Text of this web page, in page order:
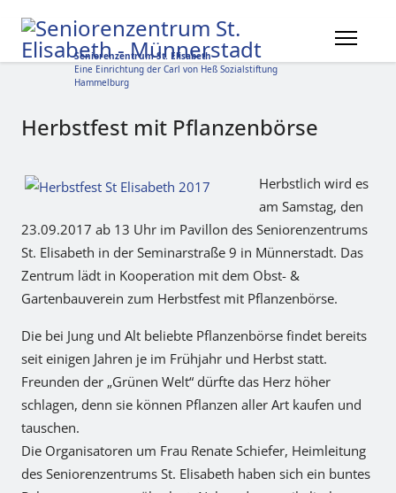
Seniorenzentrum St. Elisabeth
Eine Einrichtung der Carl von Heß Sozialstiftung
Hammelburg
Herbstfest mit Pflanzenbörse
Herbstlich wird es
am Samstag, den
23.09.2017 ab 13 Uhr im Pavillon des Seniorenzentrums
St. Elisabeth in der Seminarstraße 9 in Münnerstadt. Das
Zentrum lädt in Kooperation mit dem Obst- &
Gartenbauverein zum Herbstfest mit Pflanzenbörse.
Die bei Jung und Alt beliebte Pflanzenbörse findet bereits
seit einigen Jahren je im Frühjahr und Herbst statt.
Freunden der „Grünen Welt“ dürfte das Herz höher
schlagen, denn sie können Pflanzen aller Art kaufen und
tauschen.
Die Organisatoren um Frau Renate Schiefer, Heimleitung
des Seniorenzentrums St. Elisabeth haben sich ein buntes